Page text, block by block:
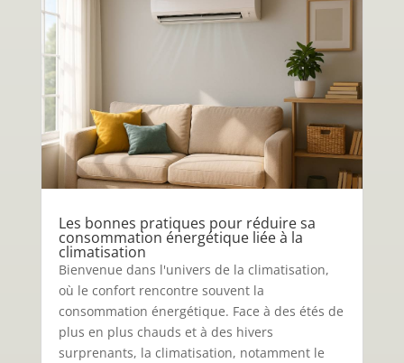
Les bonnes pratiques pour réduire sa
consommation énergétique liée à la
climatisation
Bienvenue dans l'univers de la climatisation,
où le confort rencontre souvent la
consommation énergétique. Face à des étés de
plus en plus chauds et à des hivers
surprenants, la climatisation, notamment le